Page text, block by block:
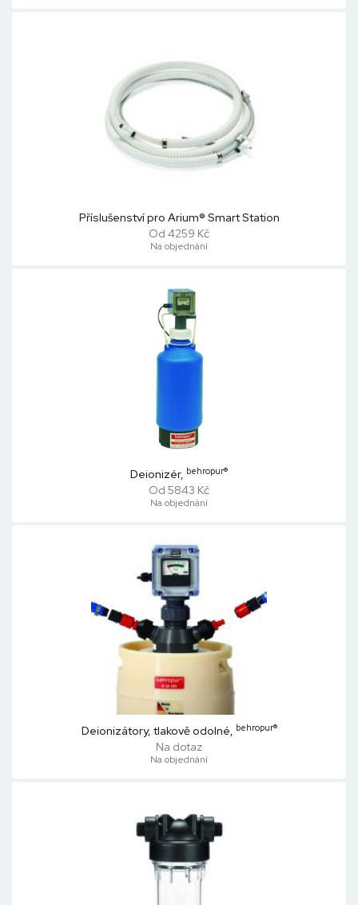
Příslušenství pro Arium® Smart Station
Od 4259 Kč
Na objednání
Deionizér, behropur®
Od 5843 Kč
Na objednání
Deionizátory, tlakově odolné, behropur®
Na dotaz
Na objednání